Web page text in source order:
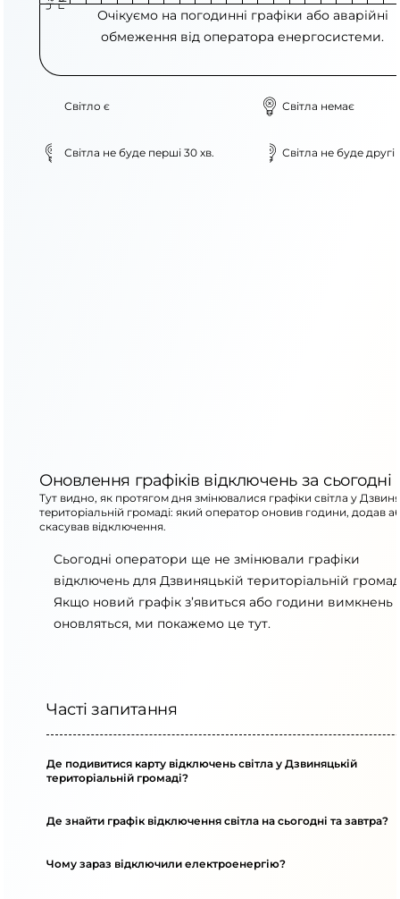
Очікуємо на погодинні графіки або аварійні
обмеження від оператора енергосистеми.
Світло є Світла немає
Світла не буде перші 30 хв. Світла не буде другі
Оновлення графіків відключень за сьогодні
Тут видно, як протягом дня змінювалися графіки світла у
територіальній громаді: який оператор оновив години, додав
скасував відключення.
Сьогодні оператори ще не змінювали графіки
відключень для Дзвиняцькій територіальній
Якщо новий графік з’явиться або години вимкнень
оновляться, ми покажемо це тут.
Часті запитання
Де подивитися карту відключень світла у Дзвиняцькій
територіальній громаді?
Де знайти графік відключення світла на сьогодні та завтра?
Чому зараз відключили електроенергію?